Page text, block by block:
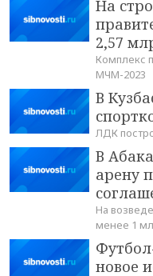
На
2,57
Комплекс
МЧМ-2023
В
ЛДК
В
арену
На
менее 1
новое